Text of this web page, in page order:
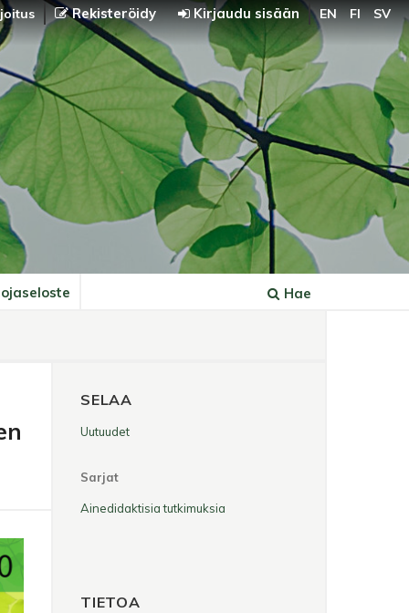
Hae
Rekisteröidy Kirjaudu sisään EN FI SV
SELAA
Uutuudet
Sarjat
Ainedidaktisia tutkimuksia
TIETOA